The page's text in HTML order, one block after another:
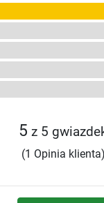
5 z 5
(1 Opinia klienta)